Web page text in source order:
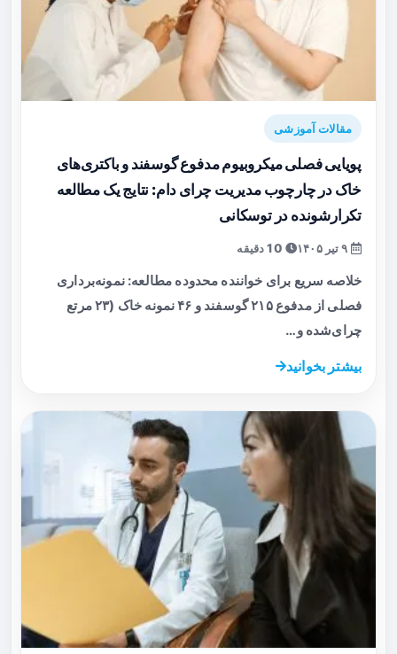
مقالات آموزشی
پویایی فصلی میکروبیوم مدفوع گوسفند و باکتری‌های
خاک در چارچوب مدیریت چرای دام: نتایج یک مطالعه
تکرارشونده در توسکانی
خلاصه سریع برای خواننده محدوده مطالعه: نمونه‌برداری
فصلی از مدفوع ۲۱۵ گوسفند و ۴۶ نمونه خاک (۲۳ مرتع
چرای‌شده و…
بیشتر بخوانید